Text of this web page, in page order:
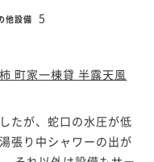
他設備 5
町家一棟貸 半露天風
たが、蛇口の水圧が低
張り中シャワーの出が